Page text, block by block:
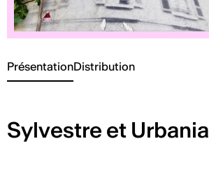
PrésentationDistribution
Sylvestre et Urbania